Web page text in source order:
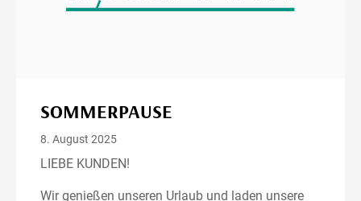
SOMMERPAUSE
8. August 2025
LIEBE KUNDEN!
Wir genießen unseren Urlaub und laden unsere